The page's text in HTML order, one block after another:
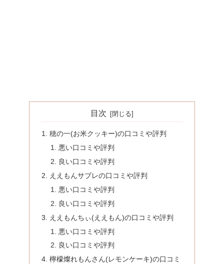
目次
穂の一(お米クッキー)の口コミや評判
悪い口コミや評判
良い口コミや評判
ええもんサブレの口コミや評判
悪い口コミや評判
良い口コミや評判
ええもんちぃ(ええもん)の口コミや評判
悪い口コミや評判
良い口コミや評判
檸檬燦れもんさん(レモンケーキ)の口コミ